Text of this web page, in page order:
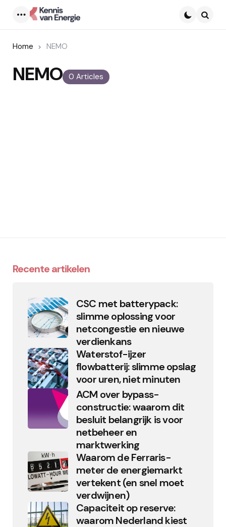
Home NEMO
0 Articles
NEMO
Recente artikelen
CSC met batterypack:
slimme oplossing voor
netcongestie en nieuwe
verdienkans
Waterstof-ijzer
flowbatterij: slimme opslag
voor uren, niet minuten
ACM over bypass-
constructie: waarom dit
besluit belangrijk is voor
netbeheer en
marktwerking
Waarom de Ferraris-
meter de energiemarkt
vertekent (en snel moet
verdwijnen)
Capaciteit op reserve:
waarom Nederland kiest